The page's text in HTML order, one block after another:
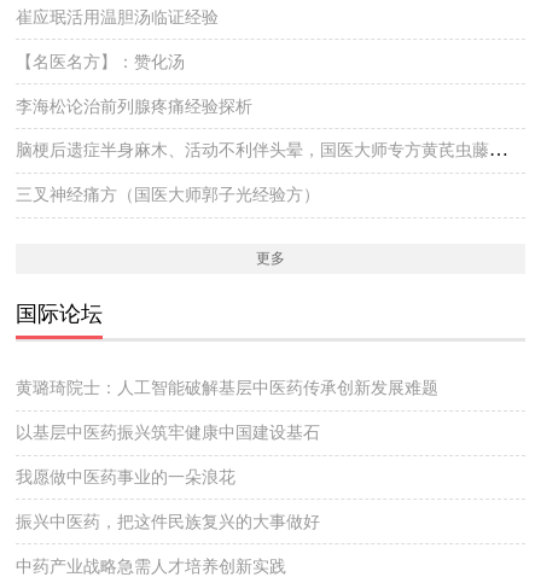
崔应珉活用温胆汤临证经验
【名医名方】：赞化汤
李海松论治前列腺疼痛经验探析
脑梗后遗症半身麻木、活动不利伴头晕，国医大师专方黄芪虫藤饮的实战医案
三叉神经痛方（国医大师郭子光经验方）
更多
国际论坛
黄璐琦院士：人工智能破解基层中医药传承创新发展难题
以基层中医药振兴筑牢健康中国建设基石
我愿做中医药事业的一朵浪花
振兴中医药，把这件民族复兴的大事做好
中药产业战略急需人才培养创新实践